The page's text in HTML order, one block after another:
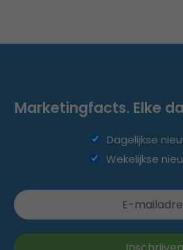
Marketingfacts. Elke
Dagelijkse
Wekelijkse